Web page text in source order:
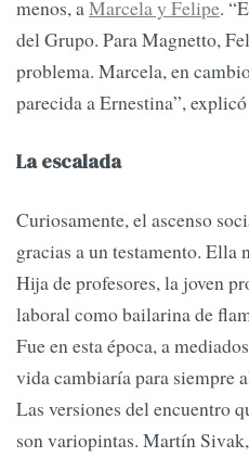
menos, aMarcela y Felipe.
del Grupo. Para Magnetto,
problema. Marcela, en
parecida a Ernestina”,
La escalada
Curiosamente, el ascenso
gracias a un testamento. Ella
Hija de profesores, la joven
laboral como bailarina de
Fue en esta época, a
vida cambiaría para siempre
Las versiones del encuentro
son variopintas. Martín